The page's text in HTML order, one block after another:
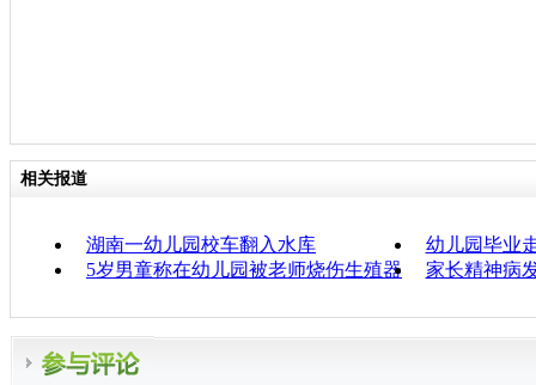
相关报道
湖南一幼儿园校车翻入水库
幼儿园毕业
5岁男童称在幼儿园被老师烧伤生殖器
家长精神病